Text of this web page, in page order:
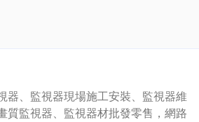
器、監視器現場施工安裝、監視器維
質監視器、監視器材批發零售，網路